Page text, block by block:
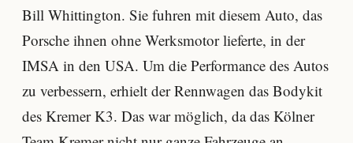
Bill Whittington. Sie fuhren mit diesem Auto, das
Porsche ihnen ohne Werksmotor lieferte, in der
IMSA in den USA. Um die Performance des Autos
zu verbessern, erhielt der Rennwagen das Bodykit
des Kremer K3. Das war möglich, da das Kölner